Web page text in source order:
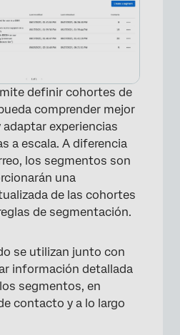
×
definir cohortes de
comprender mejor
experiencias
a escala. A diferencia
los segmentos son
una
de las cohortes
de segmentación.
se utilizan junto con
información detallada
segmentos, en
contacto y a lo largo